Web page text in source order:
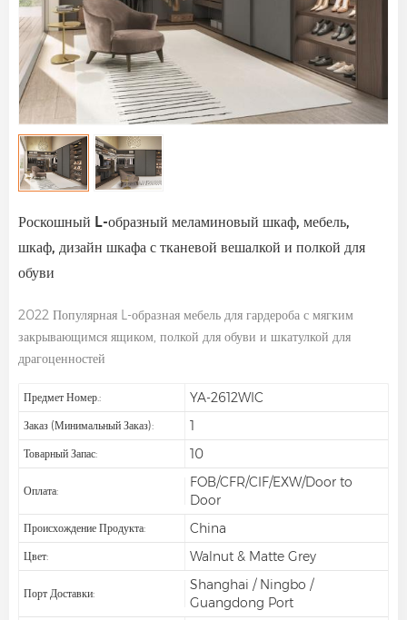
Роскошный L-образный меламиновый шкаф, мебель,
шкаф, дизайн шкафа с тканевой вешалкой и полкой для
обуви
2022 Популярная L-образная мебель для гардероба с мягким
закрывающимся ящиком, полкой для обуви и шкатулкой для
драгоценностей
Предмет Номер.: YA-2612WIC
Заказ (минимальный Заказ): 1
Товарный Запас: 10
Оплата:
FOB/CFR/CIF/EXW/Door to
Door
Происхождение Продукта: China
Цвет: Walnut & Matte Grey
Порт Доставки:
Shanghai / Ningbo /
Guangdong Port